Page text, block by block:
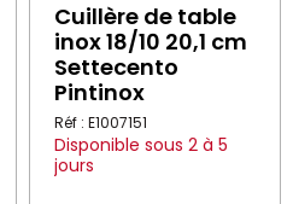
Cuillère de table
inox 18/10 20,1 cm
Settecento
Pintinox
Réf : E1007151
Disponible sous 2 à 5
jours